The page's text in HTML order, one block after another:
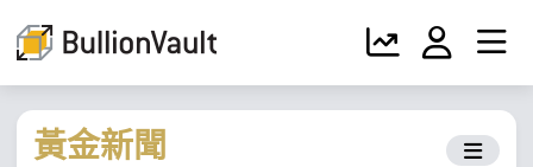
黃金新聞